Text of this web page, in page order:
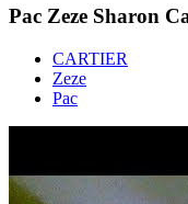
Pac Zeze Sharon
CARTIER
Zeze
Pac